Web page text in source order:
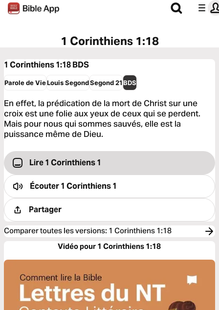
1 Corinthiens 1:18
1 Corinthiens 1:18BDS
Parole de VieLouis SegondSegond 21BDS
En effet, la prédication de la mort de Christ sur une
croix est une folie aux yeux de ceux qui se perdent.
Mais pour nous qui sommes sauvés, elle est la
puissance même de Dieu.
Lire 1 Corinthiens 1
Écouter1 Corinthiens 1
Partager
Comparer toutes les versions: 1 Corinthiens 1:18
Vidéo pour 1 Corinthiens 1:18